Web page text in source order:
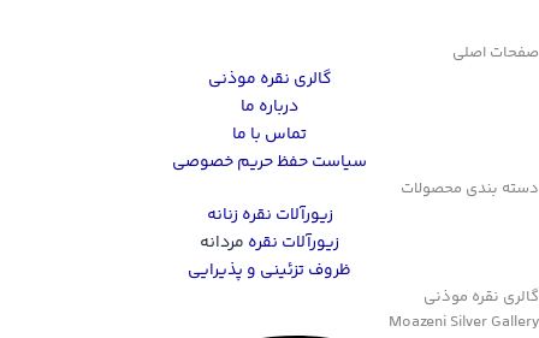
صفحات اصلی
گالری نقره موذنی
درباره ما
تماس با ما
سیاست حفظ حریم خصوصی
دسته بندی محصولات
زیورآلات نقره زنانه
زیورآلات نقره مردانه
ظروف تزئینی و پذیرایی
گالری نقره موذنی
Moazeni Silver Gallery